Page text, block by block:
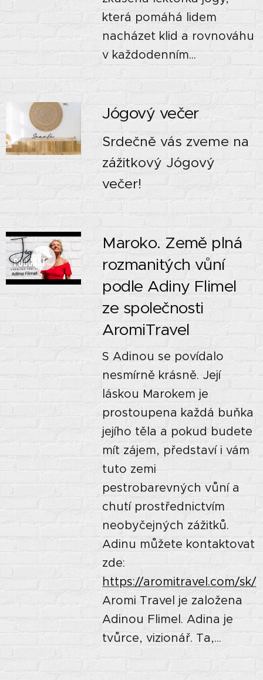
která pomáhá lidem
nacházet klid a rovnováhu
v každodenním...
Jógový večer
Srdečně vás zveme na
zážitkový Jógový
večer!
Maroko. Země plná
rozmanitých vůní
podle Adiny Flimel
ze společnosti
AromiTravel
S Adinou se povídalo
nesmírně krásně. Její
láskou Marokem je
prostoupena každá buňka
jejího těla a pokud budete
mít zájem, představí i vám
tuto zemi
pestrobarevných vůní a
chutí prostřednictvím
neobyčejných zážitků.
Adinu můžete kontaktovat
zde:
https://aromitravel.com/sk/
Aromi Travel je založena
Adinou Flimel. Adina je
tvůrce, vizionář. Ta,...